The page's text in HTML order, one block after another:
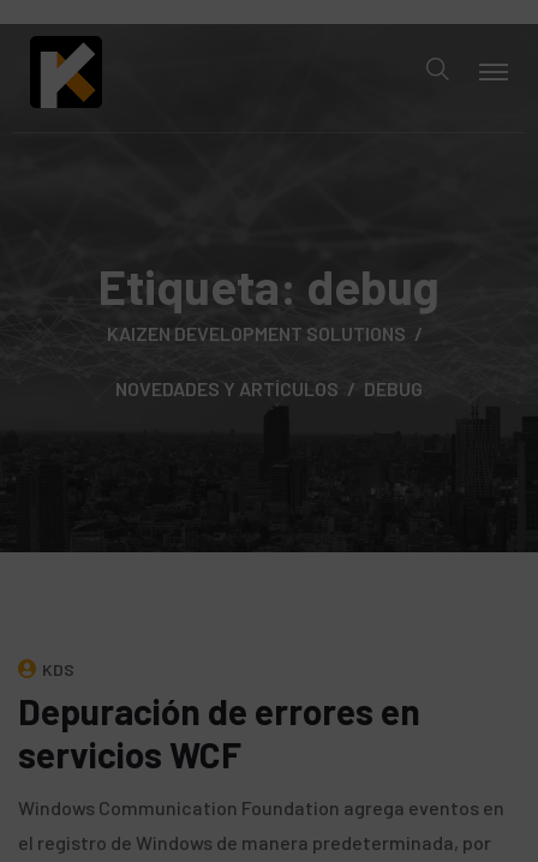
Etiqueta: debug
KAIZEN DEVELOPMENT SOLUTIONS
NOVEDADES Y ARTÍCULOS DEBUG
KDS
Depuración de errores en
servicios WCF
Windows Communication Foundation agrega eventos en
el registro de Windows de manera predeterminada, por